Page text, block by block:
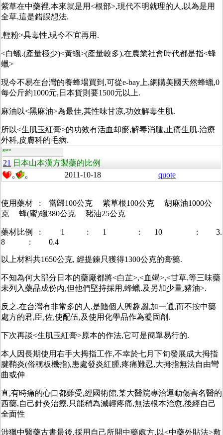
紫草在中藥裡,本來就是用<根部>,現代不明就理的人,以為是用
全草,這是錯誤想法.
,輕粉>具毒性,現今不宜再用.
<白蠟.(產量極少)<黃蠟>(產量較多),在農業社會時代都是指<蜂
蠟>
現今不易在台灣的養蜂場買到,可從e-bay上,網購美國天然蜂蠟,0
每公斤約1000元,日本貨則要1500元以上.
麻油以<黑麻油>為最佳,其性味甘凉,功效解毒生肌.
所以<生肌玉紅膏>的功效有活血却瘀,解毒消腫,止痛生肌.治療
外科,皮膚科的毛病.
guest
21 日本山本漢方製藥的比例
0 0 2011-10-18 quote
使用藥材 : 當歸100公克 紫草根100公克 胡麻油1000公
克 蜂(蜜)蠟380公克 豬油25公克
藥材比例 : 1 : 1 : 10 : 3.
8 : 0.4
以上材料共1650公克, 經提鍊只獲得1300公克的膏藥.
不知為何大部分日本的藥廠都將<白芷>,<血竭>,<甘草.等三味藥
未列入藥品成份內,但他們堅持採用,蜂蠟.及另加少量,豬油>.
反之,在台灣有非常多的人,是隨個人興趣,亂加一通,而不按中藥
處方的君,臣,佐,使配伍,及使用化學品作為凝固劑.
下次再談<生肌玉紅膏>原本的作法,它可是簡單易行的.
本人因長期使用右手大拇指工作,不幸於七月下旬發展成大拇指
腱鞘炎(俗稱板機指),患處發炎紅腫,疼痛難忍,大拇指無法自由彎
曲或伸
直,有時痛的心口都難受,經國術館,某大醫院專治運動傷害名醫的
西藥,自己針灸治療,只能稍為減輕疼痛,無法根本治愈,後經自己
全面性
涉獵中醫藥古書最後,採用自己所開中藥處方,以<中藥外貼法>敷